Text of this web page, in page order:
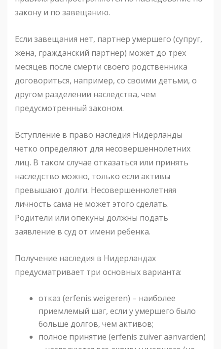
закону и по завещанию.
Если завещания нет, партнер умершего (супруг,
жена, гражданский партнер) может до трех
месяцев после смерти своего родственника
договориться, например, со своими детьми, о
другом разделении наследства, чем
предусмотренный законом.
Вступление в право наследия Нидерланды
четко определяют для несовершеннолетних
лиц. В таком случае отказаться или принять
наследство можно, только если активы
превышают долги. Несовершеннолетняя
личность сама не может этого сделать.
Родители или опекуны должны подать
заявление в суд от имени ребенка.
Получение наследия в Нидерландах
предусматривает три основных варианта:
отказ (erfenis weigeren) – наиболее
приемлемый шаг, если у умершего было
больше долгов, чем активов;
полное принятие (erfenis zuiver aanvarden)